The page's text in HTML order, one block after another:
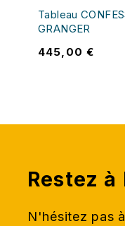
Tableau
GRANGER
445,00 €
Restez
N'hésitez pas